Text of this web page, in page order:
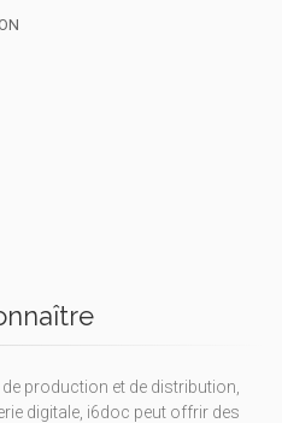
production et de distribution,
digitale, i6doc peut offrir des